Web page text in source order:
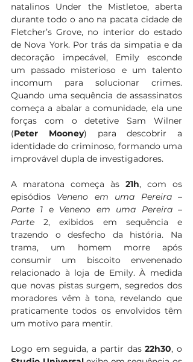
natalinos Under the Mistletoe, aberta
durante todo o ano na pacata cidade de
Fletcher’s Grove, no interior do estado
de Nova York. Por trás da simpatia e da
decoração impecável, Emily esconde
um passado misterioso e um talento
incomum para solucionar crimes.
Quando uma sequência de assassinatos
começa a abalar a comunidade, ela une
forças com o detetive Sam Wilner
(Peter Mooney) para descobrir a
identidade do criminoso, formando uma
improvável dupla de investigadores.
A maratona começa às 21h, com os
episódios Veneno em uma Pereira
Parte 1 e Veneno em uma Pereira
Parte 2, exibidos em sequência e
trazendo o desfecho da história. Na
trama, um homem morre após
consumir um biscoito envenenado
relacionado à loja de Emily. À medida
que novas pistas surgem, segredos dos
moradores vêm à tona, revelando que
praticamente todos os envolvidos têm
um motivo para mentir.
Logo em seguida, a partir das 22h30